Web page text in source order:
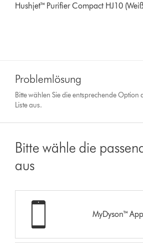
Hushjet™ Purifier Compact HJ10
Problemlösung
Bitte wählen Sie die entsprechende Option
Liste aus.
Bitte wähle die
aus
MyDyson™